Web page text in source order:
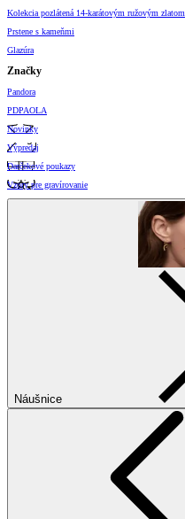
Kolekcia pozlátená 14-karátovým ružovým zlatom
Prstene s kameňmi
Glazúra
Značky
Pandora
PDPAOLA
Novinky
Výpredaj
Darčekové poukazy
Vzory pre gravírovanie
Náušnice